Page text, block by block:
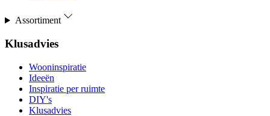
Assortiment
Klusadvies
Wooninspiratie
Ideeën
Inspiratie per ruimte
DIY's
Klusadvies